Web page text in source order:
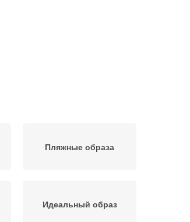
Пляжные образа
Идеальный образ